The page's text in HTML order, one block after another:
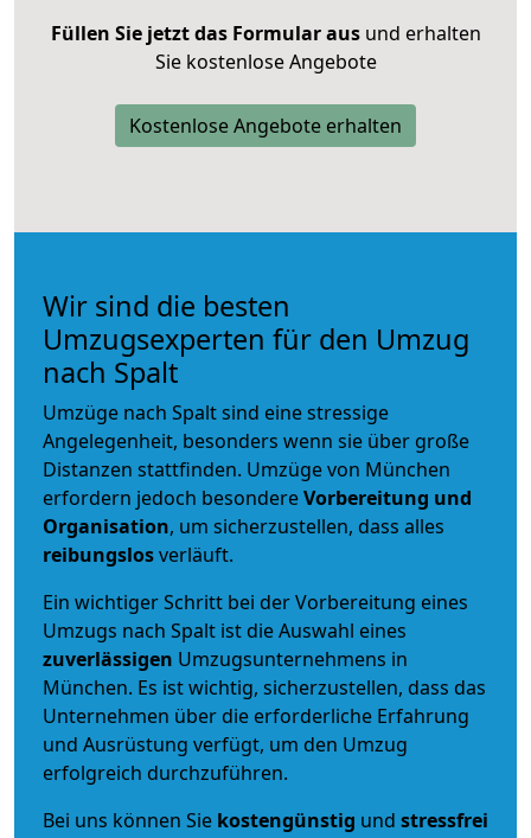
Füllen Sie jetzt das Formular ausund erhalten
Sie kostenlose Angebote
Kostenlose Angebote erhalten
Wir sind die besten
Umzugsexperten für den Umzug
nach Spalt
Umzüge nach Spalt sind eine stressige
Angelegenheit, besonders wenn sie über große
Distanzen stattfinden. Umzüge von München
erfordern jedoch besondereVorbereitung und
Organisation, um sicherzustellen, dass alles
reibungslosverläuft.
Ein wichtiger Schritt bei der Vorbereitung eines
Umzugs nach Spalt ist die Auswahl eines
zuverlässigen Umzugsunternehmens in
München. Es ist wichtig, sicherzustellen, dass das
Unternehmen über die erforderliche Erfahrung
und Ausrüstung verfügt, um den Umzug
erfolgreich durchzuführen.
Bei uns können Sie kostengünstig und stressfrei